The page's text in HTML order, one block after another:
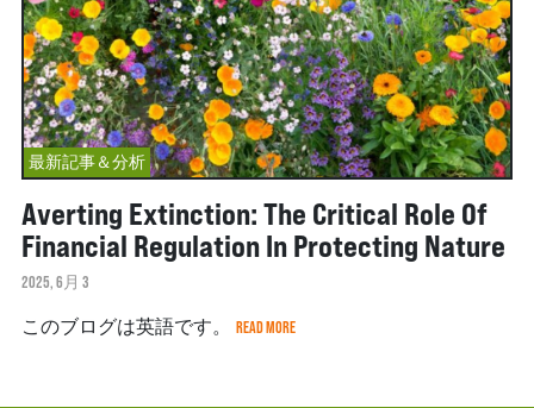
最新記事＆分析
Averting Extinction: The Critical Role Of
Financial Regulation In Protecting Nature
2025, 6月 3
このブログは英語です。 READ MORE